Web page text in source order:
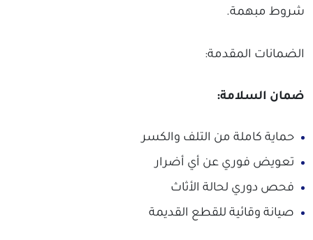
شروط مبهمة.
الضمانات المقدمة:
ضمان السلامة:
حماية كاملة من التلف والكسر
تعويض فوري عن أي أضرار
فحص دوري لحالة الأثاث
صيانة وقائية للقطع القديمة